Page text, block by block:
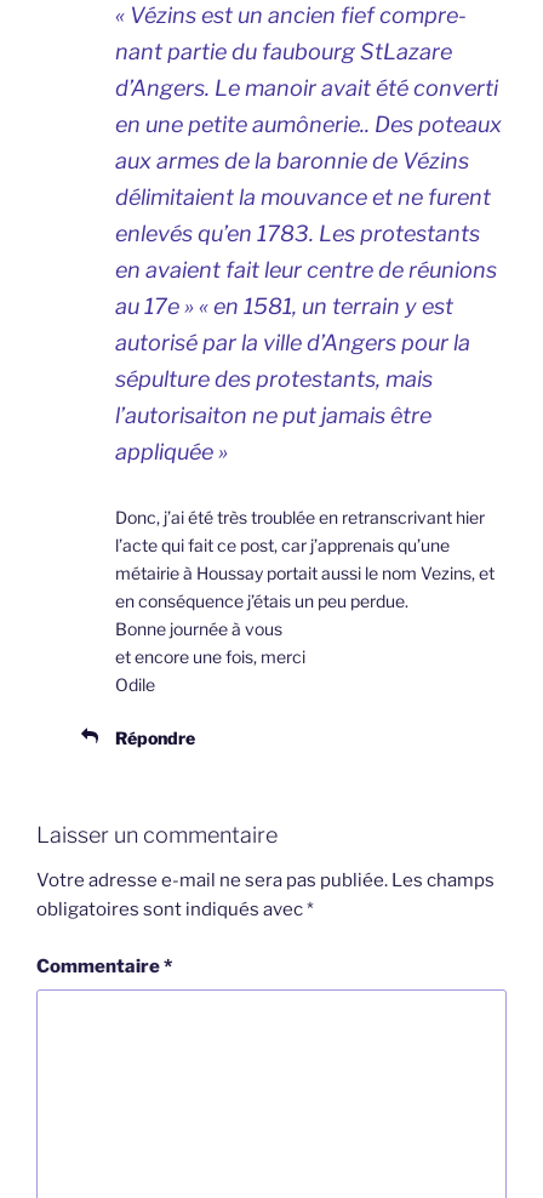
« Vézins est un ancien fief compre-
nant partie du faubourg StLazare
d’Angers. Le manoir avait été converti
en une petite aumônerie.. Des poteaux
aux armes de la baronnie de Vézins
délimitaient la mouvance et ne furent
enlevés qu’en 1783. Les protestants
en avaient fait leur centre de réunions
au 17e » « en 1581, un terrain y est
autorisé par la ville d’Angers pour la
sépulture des protestants, mais
l’autorisaiton ne put jamais être
appliquée »
Donc, j’ai été très troublée en retranscrivant hier
l’acte qui fait ce post, car j’apprenais qu’une
métairie à Houssay portait aussi le nom Vezins, et
en conséquence j’étais un peu perdue.
Bonne journée à vous
et encore une fois, merci
Odile
Répondre
Laisser un commentaire
Votre adresse e-mail ne sera pas publiée. Les champs
obligatoires sont indiqués avec*
Commentaire*